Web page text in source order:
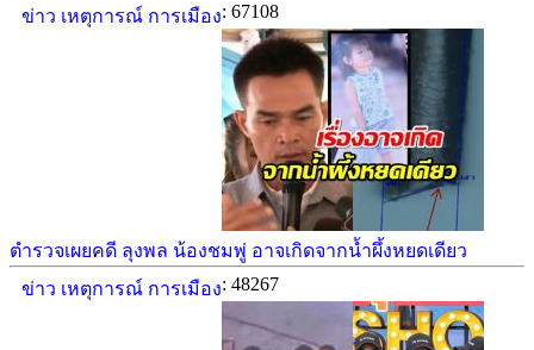
ข่าว เหตุการณ์ การเมือง: 67108
ตำรวจเผยคดี ลุงพล น้องชมพู่ อาจเกิดจากน้ำผึ้งหยดเดียว
ข่าว เหตุการณ์ การเมือง: 48267